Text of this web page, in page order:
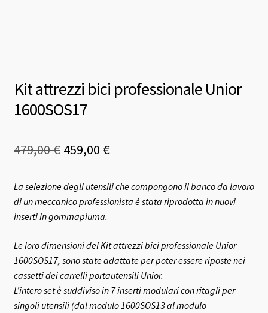
Kit attrezzi bici professionale Unior
1600SOS17
479,00€ Il
originale
era:
459,00 €Il
attuale
La selezione degli utensili che compongono il banco da lavoro
di un meccanico professionista è stata riprodotta in nuovi
inserti in gommapiuma.
Le loro dimensioni del Kit attrezzi bici professionale Unior
1600SOS17, sono state adattate per poter essere riposte nei
cassetti dei carrelli portautensili Unior.
L’intero set è suddiviso in 7 inserti modulari con ritagli per
singoli utensili (dal modulo 1600SOS13 al modulo